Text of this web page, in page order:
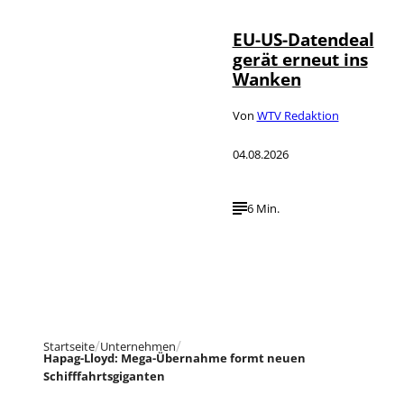
EU-US-Datendeal
gerät erneut ins
Wanken
Von WTV Redaktion
04.08.2026
6 Min.
Startseite Unternehmen
Hapag-Lloyd: Mega-Übernahme formt neuen
Schifffahrtsgiganten